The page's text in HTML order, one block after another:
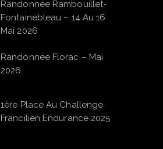
Randonnée Rambouillet-
Fontainebleau – 14 Au 16
Mai 2026
Randonnée Florac – Mai
2026
1ère Place Au Challenge
Francilien Endurance 2025